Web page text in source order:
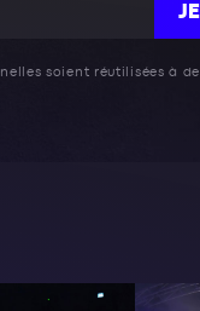
soient réutilisées à